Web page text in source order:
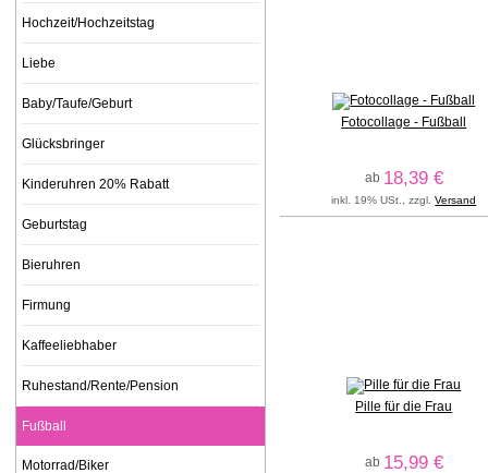
Fotocollage - Fußball
ab 18,39 €
inkl. 19% USt., zzgl.Versand
Pille für die Frau
ab 15,99 €
Hochzeit/Hochzeitstag
Liebe
Baby/Taufe/Geburt
Glücksbringer
Kinderuhren 20% Rabatt
Geburtstag
Bieruhren
Firmung
Kaffeeliebhaber
Ruhestand/Rente/Pension
Fußball
Motorrad/Biker